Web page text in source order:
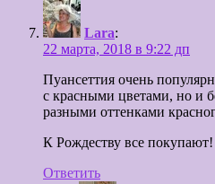
Lara:
22 марта, 2018 в 9:22 дп
Пуансеттия очень
с красными цветами, но и
разными оттенками
К Рождеству все покупают!
Ответить